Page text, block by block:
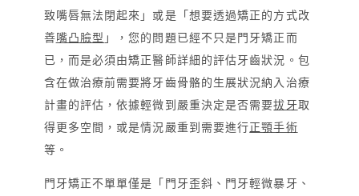
致嘴唇無法閉起來」或是「想要透過矯正的方式改
善嘴凸臉型 」，您的問題已經不只是門牙矯正而
已，而是必須由矯正醫師詳細的評估牙齒狀況。包
含在做治療前需要將牙齒骨骼的生展狀況納入治療
計畫的評估，依據輕微到嚴重決定是否需要拔牙取
得更多空間，或是情況嚴重到需要進行 正顎手術
等。
門牙矯正不單單僅是「門牙歪斜、門牙輕微暴牙、